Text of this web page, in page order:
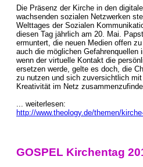
Die Präsenz der Kirche in den
wachsenden sozialen Netzwerken
Welttages der Sozialen
diesen Tag jährlich am 20. Mai.
ermuntert, die neuen Medien offen
auch die möglichen
wenn der virtuelle Kontakt die
ersetzen werde, gelte es doch, die
zu nutzen und sich zuversichtlich
Kreativität im Netz
... weiterlesen:
http://www.theology.de/themen/
GOSPEL Kirchentag